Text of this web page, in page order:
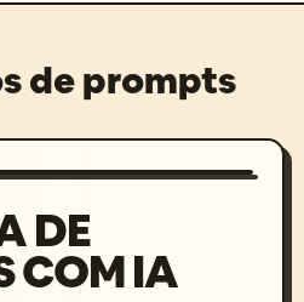
de prompts
DE
COM IA